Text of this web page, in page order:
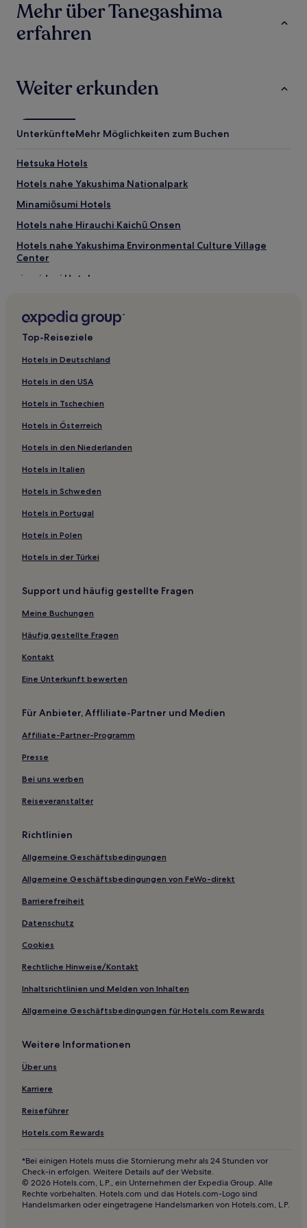
Mehr über Tanegashima
erfahren
Weiter erkunden
UnterkünfteMehr Möglichkeiten zum Buchen
Hetsuka Hotels
Hotels nahe Yakushima Nationalpark
Minamiōsumi Hotels
Hotels nahe Hirauchi Kaichū Onsen
Hotels nahe Yakushima Environmental Culture Village
Center
Yanaidani Hotels
Kekura Hotels
Higashikushira Hotels
Miyagahama Hotels
Nishinoomote Hotels
Hotels nahe Berg Miyanoura-dake
Hotels nahe Toroki-Wasserfall
Mizushiri Hotels
Gasthäuser in Yakushima
Günstige nahe Nagata Inakahama
Familien nahe Nagata Inakahama
Top-Reiseziele
Hotels in Deutschland
Hotels in den USA
Hotels in Tschechien
Hotels in Österreich
Hotels in den Niederlanden
Hotels in Italien
Hotels in Schweden
Hotels in Portugal
Hotels in Polen
Hotels in der Türkei
Support und häufig gestellte Fragen
Meine Buchungen
Häufig gestellte Fragen
Kontakt
Eine Unterkunft bewerten
Für Anbieter, Affliliate-Partner und Medien
Affiliate-Partner-Programm
Presse
Bei uns werben
Reiseveranstalter
Richtlinien
Allgemeine Geschäftsbedingungen
Allgemeine Geschäftsbedingungen von FeWo-direkt
Barrierefreiheit
Datenschutz
Cookies
Rechtliche Hinweise/Kontakt
Inhaltsrichtlinien und Melden von Inhalten
Allgemeine Geschäftsbedingungen für Hotels.com Rewards
Weitere Informationen
Über uns
Karriere
Reiseführer
Hotels.com Rewards
*Bei einigen Hotels muss die Stornierung mehr als 24 Stunden vor
Check-in erfolgen. Weitere Details auf der Website.
© 2026 Hotels.com, L.P., ein Unternehmen der Expedia Group. Alle
Rechte vorbehalten. Hotels.com und das Hotels.com-Logo sind
Handelsmarken oder eingetragene Handelsmarken von Hotels.com, L.P.